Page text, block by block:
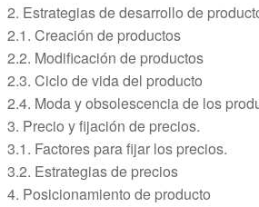
2. Estrategias de desarrollo de
2.1. Creación de productos
2.2. Modificación de productos
2.3. Ciclo de vida del producto
2.4. Moda y obsolescencia de los
3. Precio y fijación de precios.
3.1. Factores para fijar los precios.
3.2. Estrategias de precios
4. Posicionamiento de producto